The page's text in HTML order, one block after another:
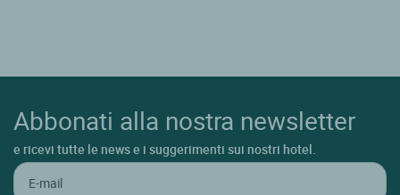
Abbonati alla nostra newsletter
e ricevi tutte le news e i suggerimenti sui nostri hotel.